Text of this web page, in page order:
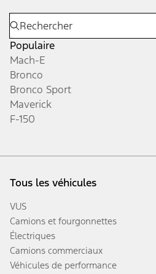
Populaire
Mach-E
Bronco
Bronco Sport
Maverick
F-150
Tous les véhicules
VUS
Camions et fourgonnettes
Électriques
Camions commerciaux
Véhicules de performance